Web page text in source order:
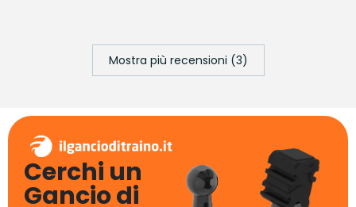
Mostra più recensioni (3)
Cerchi un
Gancio di